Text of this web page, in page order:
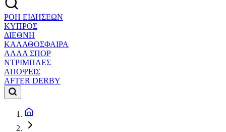
ΡΟΗ ΕΙΔΗΣΕΩΝ
ΚΥΠΡΟΣ
ΔΙΕΘΝΗ
ΚΑΛΑΘΟΣΦΑΙΡΑ
ΑΛΛΑ ΣΠΟΡ
ΝΤΡΙΜΠΛΕΣ
ΑΠΟΨΕΙΣ
AFTER DERBY